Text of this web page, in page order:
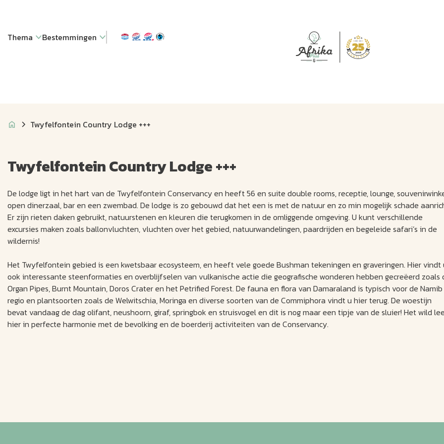
Thema Bestemmingen
JUBIL EUM
Twyfelfontein Country Lodge +++
Twyfelfontein Country Lodge +++
De lodge ligt in het hart van de Twyfelfontein Conservancy en heeft 56 en suite double rooms, receptie, lounge,
open dinerzaal, bar en een zwembad. De lodge is zo gebouwd dat het een is met de natuur en zo min mogelijk schade
Er zijn rieten daken gebruikt, natuurstenen en kleuren die terugkomen in de omliggende omgeving. U kunt verschillende
excursies maken zoals ballonvluchten, vluchten over het gebied, natuurwandelingen, paardrijden en begeleide safari’s in de
wildernis!
Het Twyfelfontein gebied is een kwetsbaar ecosysteem, en heeft vele goede Bushman tekeningen en graveringen. Hier vindt
ook interessante steenformaties en overblijfselen van vulkanische actie die geografische wonderen hebben gecreëerd zoals
Organ Pipes, Burnt Mountain, Doros Crater en het Petrified Forest. De fauna en flora van Damaraland is typisch voor de Namib
regio en plantsoorten zoals de Welwitschia, Moringa en diverse soorten van de Commiphora vindt u hier terug. De woestijn
bevat vandaag de dag olifant, neushoorn, giraf, springbok en struisvogel en dit is nog maar een tipje van de sluier! Het wild
hier in perfecte harmonie met de bevolking en de boerderij activiteiten van de Conservancy.